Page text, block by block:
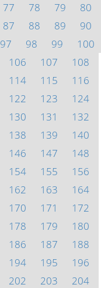
77 78 79
80
87 88 89
90
97 98 99
100
106 107
108
114 115
116
122 123
124
130 131
132
138 139
140
146 147
148
154 155
156
162 163
164
170 171
172
178 179
180
186 187
188
194 195
196
202 203
204